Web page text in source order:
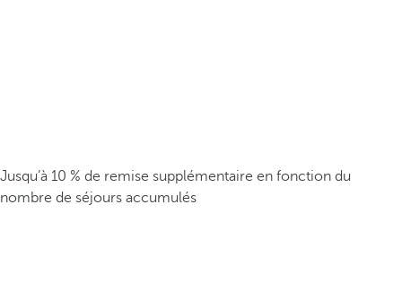
Jusqu’à 10 % de remise supplémentaire en fonction du
nombre de séjours accumulés